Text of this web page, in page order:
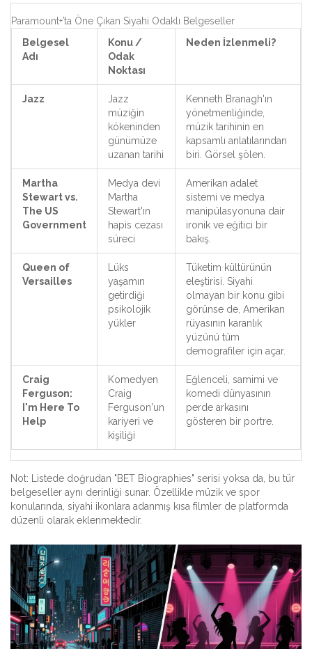
Paramount+’ta Öne Çıkan Siyahi Odaklı Belgeseller
Belgesel
Adı
Konu /
Odak
Noktası
Neden İzlenmeli?
Jazz
Jazz
müziğin
kökeninden
günümüze
uzanan tarihi
Kenneth Branagh'ın
yönetmenliğinde,
müzik tarihinin en
kapsamlı anlatılarından
biri. Görsel şölen.
Martha
Stewart vs.
The US
Government
Medya devi
Martha
Stewart'ın
hapis cezası
süreci
Amerikan adalet
sistemi ve medya
manipülasyonuna dair
ironik ve eğitici bir
bakış.
Queen of
Versailles
Lüks
yaşamın
getirdiği
psikolojik
yükler
Tüketim kültürünün
eleştirisi. Siyahi
olmayan bir konu gibi
görünse de, Amerikan
rüyasının karanlık
yüzünü tüm
demografiler için açar.
Craig
Ferguson:
I'm Here To
Help
Komedyen
Craig
Ferguson'un
kariyeri ve
kişiliği
Eğlenceli, samimi ve
komedi dünyasının
perde arkasını
gösteren bir portre.
Not: Listede doğrudan "BET Biographies" serisi yoksa da, bu tür
belgeseller aynı derinliği sunar. Özellikle müzik ve spor
konularında, siyahi ikonlara adanmış kısa filmler de platformda
düzenli olarak eklenmektedir.